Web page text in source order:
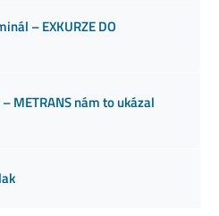
– EXKURZE DO
METRANS nám to ukázal